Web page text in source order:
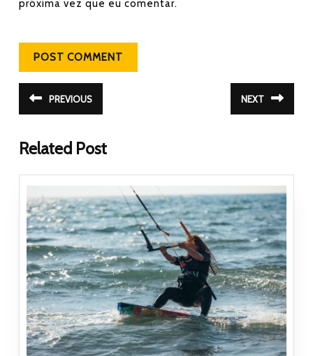
próxima vez que eu comentar.
Navegação de Post
PREVIOUS
anterior:
NEXT
post:
Related Post